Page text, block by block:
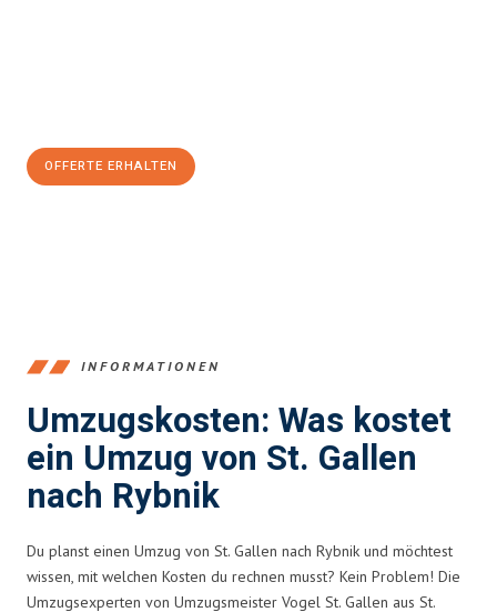
OFFERTE ERHALTEN
INFORMATIONEN
Umzugskosten: Was kostet
ein Umzug von St. Gallen
nach Rybnik
Du planst einen Umzug von St. Gallen nach Rybnik und möchtest
wissen, mit welchen Kosten du rechnen musst? Kein Problem! Die
Umzugsexperten von Umzugsmeister Vogel St. Gallen aus St.